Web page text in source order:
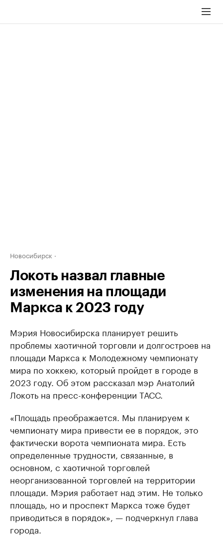
Новосибирск
Локоть назвал главные
изменения на площади
Маркса к 2023 году
Мэрия Новосибирска планирует решить
проблемы хаотичной торговли и долгостроев на
площади Маркса к Молодежному чемпионату
мира по хоккею, который пройдет в городе в
2023 году. Об этом рассказал мэр Анатолий
Локоть на пресс-конференции ТАСС.
«Площадь преображается. Мы планируем к
чемпионату мира привести ее в порядок, это
фактически ворота чемпионата мира. Есть
определенные трудности, связанные, в
основном, с хаотичной торговлей
неорганизованной торговлей на территории
площади. Мэрия работает над этим. Не только
площадь, но и проспект Маркса тоже будет
приводиться в порядок», — подчеркнул глава
города.